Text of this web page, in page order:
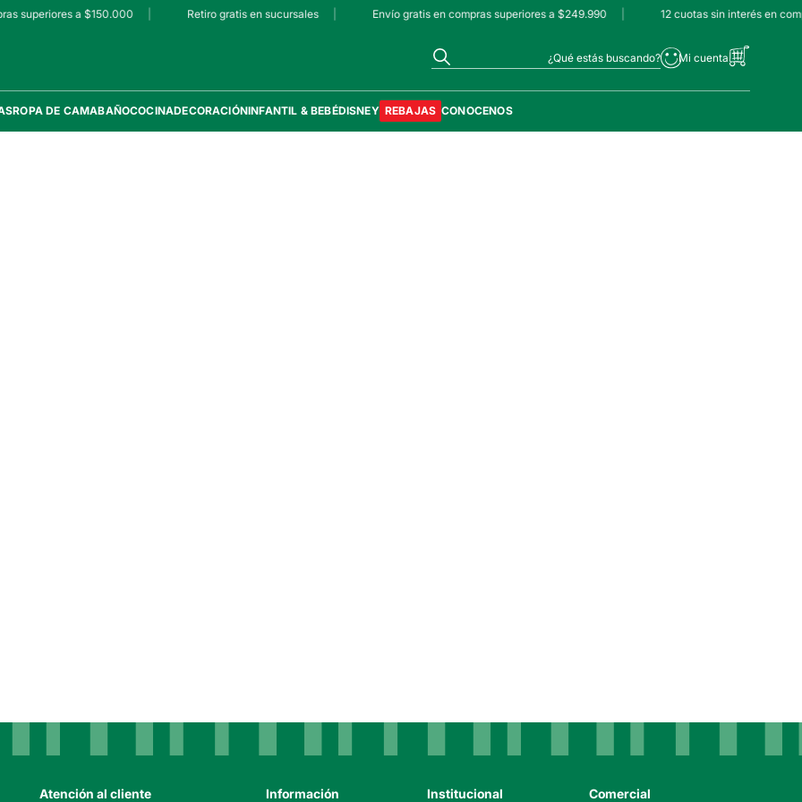
superiores a $150.000 Retiro gratis en sucursales Envío gratis en compras superiores a $249.990 12 cuotas sin interés en
¿Qué estás buscando?
ROPA DE CAMABAÑOCOCINADECORACIÓNINFANTIL & BEBÉDISNEY REBAJAS CONOCENOS
Atención al cliente Información Institucional Comercial